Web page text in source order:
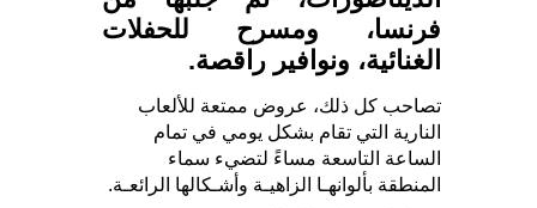
فرنسا، ومسرح للحفلات
الغنائية، ونوافير راقصة.
تصاحب كل ذلك، عروض ممتعة للألعاب
النارية التي تقام بشكل يومي في تمام
الساعة التاسعة مساءً لتضيء سماء
المنطقة بألوانهـا الزاهيـة وأشـكالها الرائعـة.